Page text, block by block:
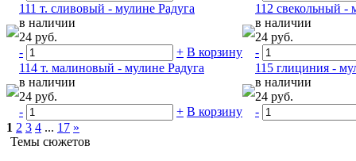
111 т. сливовый - мулине Радуга
в наличии
24 руб.
-
+ В корзину
112 свекольный -
в наличии
24 руб.
-
114 т. малиновый - мулине Радуга
в наличии
24 руб.
-
+ В корзину
115 глициния -
в наличии
24 руб.
-
1 2 3 4 ... 17 »
Темы сюжетов